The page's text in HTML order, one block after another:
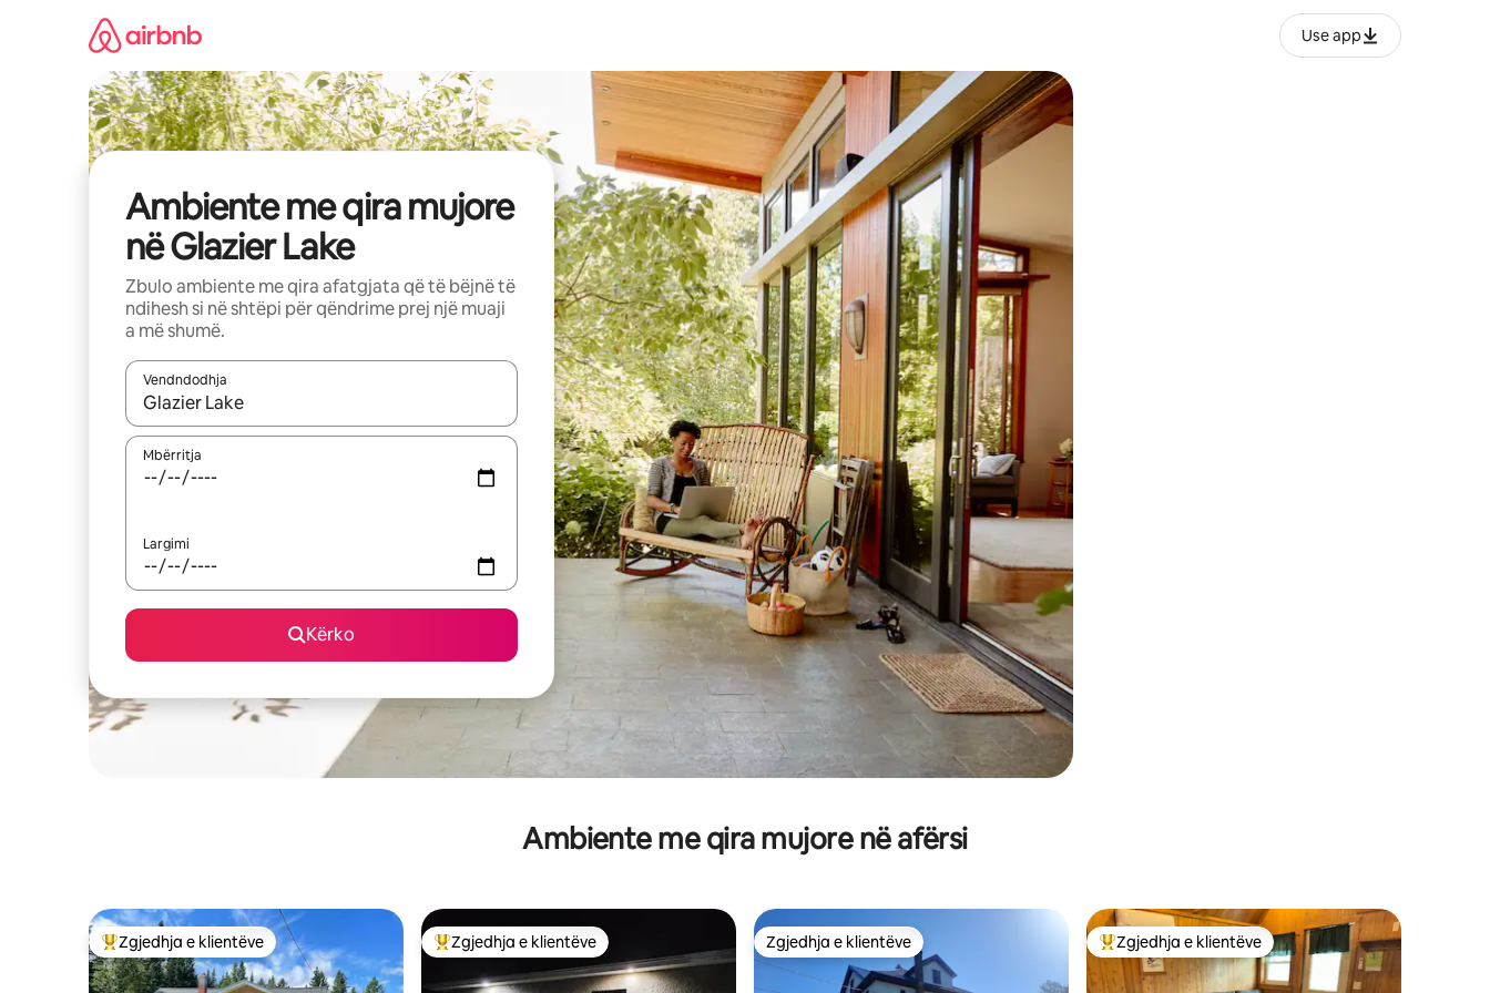
Use app
Ambiente me qira mujore
në Glazier Lake
Zbulo ambiente me qira afatgjata që të bëjnë të
ndihesh si në shtëpi për qëndrime prej një muaji
a më shumë.
Vendndodhja
Kur rezultatet të jenë të disponueshme, lëviz me butonat e shigjetave lart e poshtë ose eksploro duke prekur ose duke lëvizur ekranin.
Mbërritja
Largimi
Kërko
Ambiente me qira mujore në afërsi
Më të mirat e zgjedhjeve të klientëve
Zgjedhja e klientëve Më të mirat e zgjedhjeve të klientëve
Zgjedhja e klientëve Zgjedhja e klientëve
Zgjedhja e klientëve Më të mirat e zgjedhjeve të klientëve
Zgjedhja e klientëve